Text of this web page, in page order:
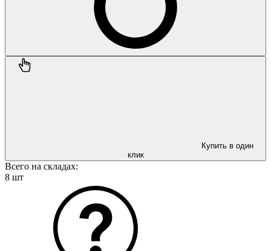
Купить в один
клик
Всего на складах:
8 шт